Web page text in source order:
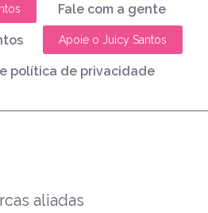
Fale com a gente
Apoie o Juicy Santos
política de privacidade
aliadas